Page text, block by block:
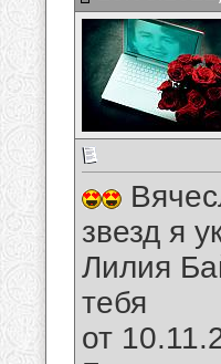
звезд я
Лилия
тебя
от